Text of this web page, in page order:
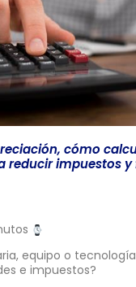
cómo
reducir impuestos
equipo o
e impuestos?